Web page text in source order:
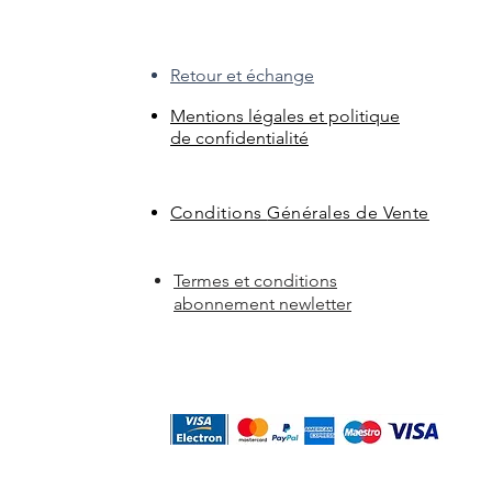
Retour et échange
Mentions légales et politique
de confidentialité
ConditionsGénérales de Vente
Termes et conditions
abonnement newletter